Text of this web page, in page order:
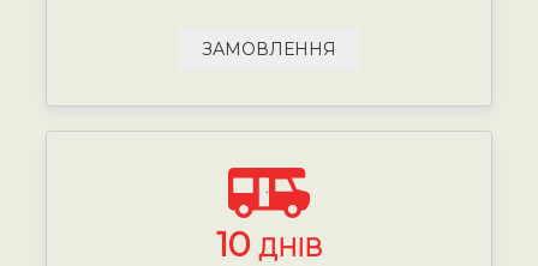
ЗАМОВЛЕННЯ
10 ДНІВ